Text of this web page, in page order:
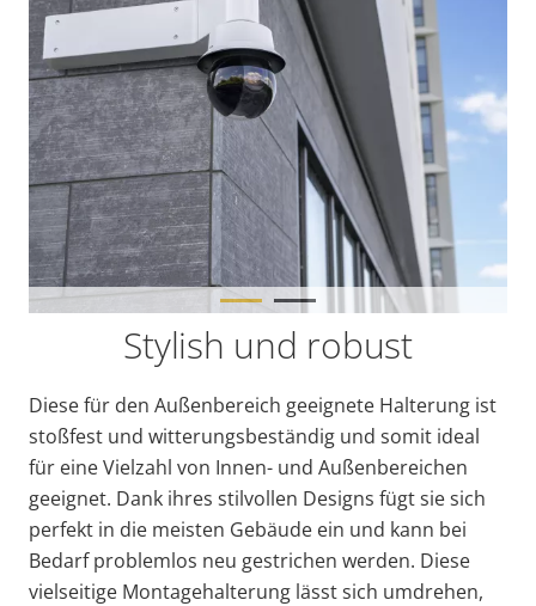
Stylish und robust
Diese für den Außenbereich geeignete Halterung ist
stoßfest und witterungsbeständig und somit ideal
für eine Vielzahl von Innen- und Außenbereichen
geeignet. Dank ihres stilvollen Designs fügt sie sich
perfekt in die meisten Gebäude ein und kann bei
Bedarf problemlos neu gestrichen werden. Diese
vielseitige Montagehalterung lässt sich umdrehen,